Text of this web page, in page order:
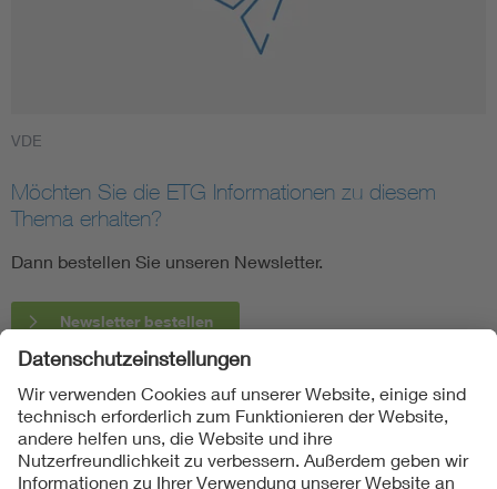
VDE
Möchten Sie die ETG Informationen zu diesem
Thema erhalten?
Dann bestellen Sie unseren Newsletter.
Newsletter bestellen
Folgen Sie uns